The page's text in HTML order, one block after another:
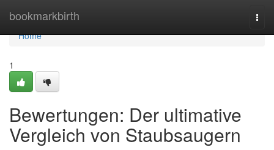
bookmarkbirth
Home
Home
1
Bewertungen: Der ultimative
Vergleich von Staubsaugern